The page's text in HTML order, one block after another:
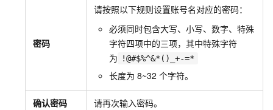
密码
请按照以下规则设置账号名对应的密码：
必须同时包含大写、小写、数字、特殊
字符四项中的三项，其中特殊字符
为
!@#$%^&*()_+-=*
长度为 8~32 个字符。
确认密码 请再次输入密码。